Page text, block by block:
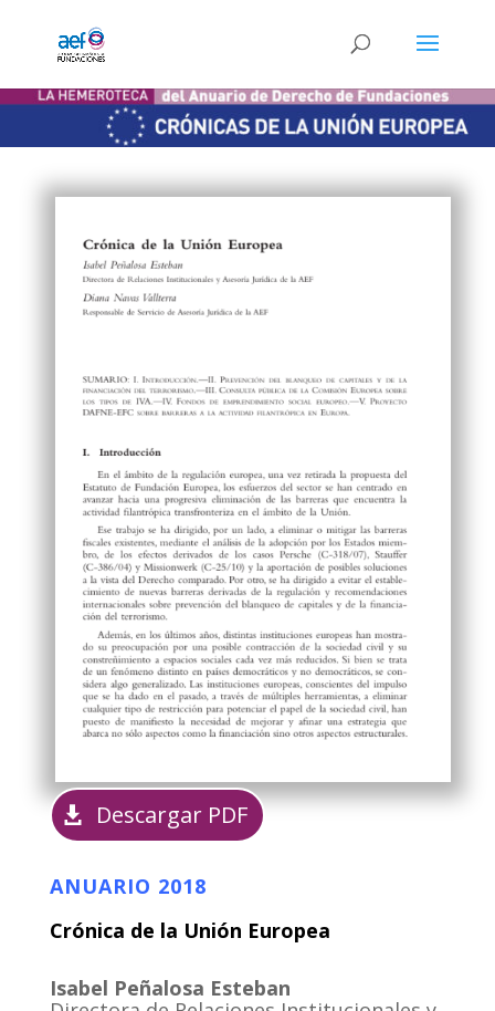
Descargar PDF
ANUARIO 2018
Crónica de la Unión Europea
Isabel Peñalosa Esteban